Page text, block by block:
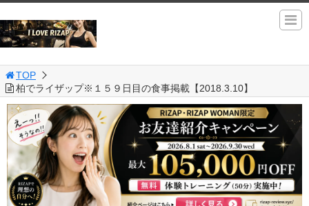
TOP
柏でライザップ※１５９日目の食事掲載【2018.3.10】